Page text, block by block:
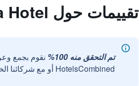
تقييمات حول Puangpen Villa Hotel
تم التحقق منه 100%
نقوم بجمع
HotelsCombined أو مع شركائنا الخارجيين الموثوقين.